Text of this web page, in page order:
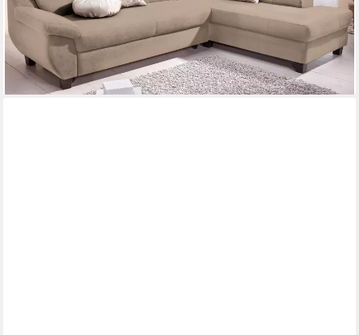
-44%
lieferbar in 6 Wochen
+1